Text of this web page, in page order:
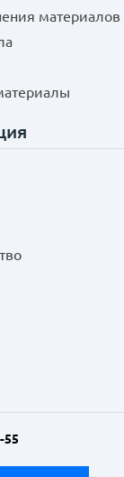
материалов
55